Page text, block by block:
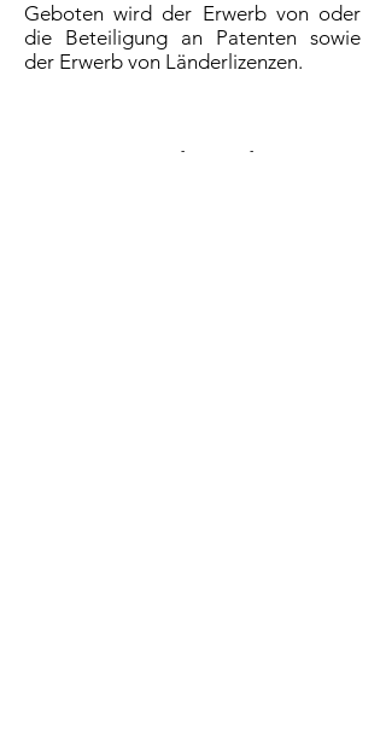
Geboten wird der Erwerb von oder
die Beteiligung an Patenten sowie
der Erwerb von Länderlizenzen.
Jetzt Projektunterlagen